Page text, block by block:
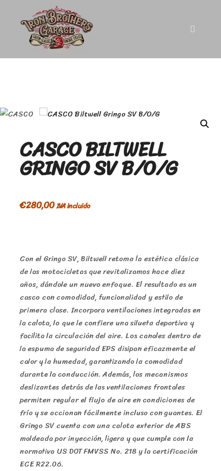
CASCO BILTWELL
GRINGO SV B/O/G
€280,00IVA incluido
Con el Gringo SV, Biltwell retoma la estética clásica
de las motocicletas que revitalizamos hace diez
años, dándole un nuevo enfoque. El resultado es un
casco con comodidad, funcionalidad y estilo de
primera clase. Incorpora ventilaciones integradas en
la calota, lo que le confiere una silueta deportiva y
facilita la circulación del aire. Los canales dentro de
la espuma de seguridad EPS disipan eficazmente el
calor y la humedad, garantizando la comodidad
durante la conducción. Además, los mecanismos
deslizantes detrás de las ventilaciones frontales
permiten regular el flujo de aire en condiciones de
frío y se accionan fácilmente incluso con guantes. El
Gringo SV cuenta con una calota exterior de ABS
moldeada por inyección, ligera y que cumple con la
normativa US DOT FMVSS No. 218 y la certificación
ECE R22.06.